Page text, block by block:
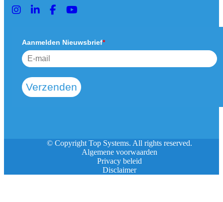
Aanmelden Nieuwsbrief*
Verzenden
© Copyright Top Systems. All rights reserved.
Algemene voorwaarden
Privacy beleid
Disclaimer